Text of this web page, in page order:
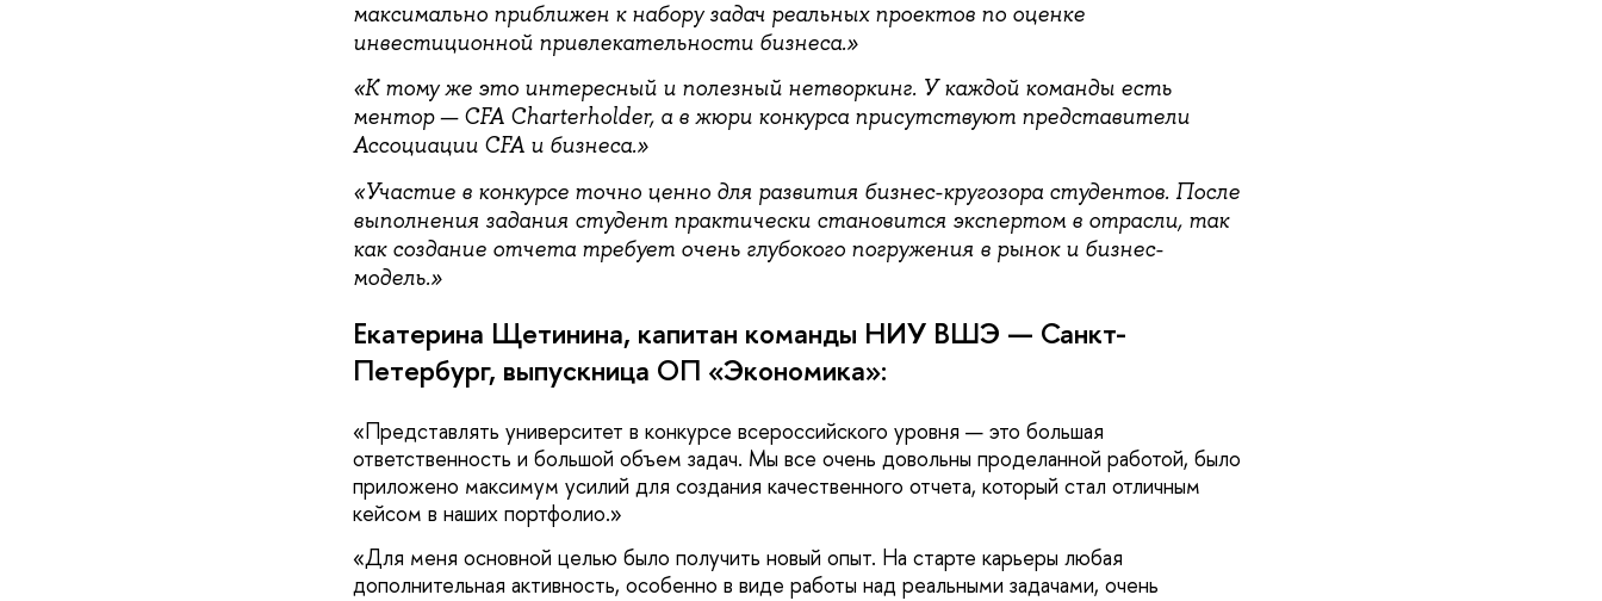
максимально приближен к набору задач реальных проектов по оценке
инвестиционной привлекательности бизнеса.
К тому же это интересный и полезный нетворкинг. У каждой команды есть
ментор — CFA Charterholder, а в жюри конкурса присутствуют представители
Ассоциации CFA и бизнеса.
Участие в конкурсе точно ценно для развития бизнес-кругозора студентов. После
выполнения задания студент практически становится экспертом в отрасли, так
как создание отчета требует очень глубокого погружения в рынок и бизнес-
модель.
Екатерина Щетинина, капитан команды НИУ ВШЭ — Санкт-
Петербург, выпускница ОП «Экономика»:
Представлять университет в конкурсе всероссийского уровня — это большая
ответственность и большой объем задач. Мы все очень довольны проделанной работой, было
приложено максимум усилий для создания качественного отчета, который стал отличным
кейсом в наших портфолио.
Для меня основной целью было получить новый опыт. На старте карьеры любая
дополнительная активность, особенно в виде работы над реальными задачами, очень